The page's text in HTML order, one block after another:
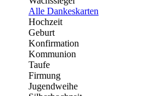
Alle Dankeskarten
Hochzeit
Geburt
Konfirmation
Kommunion
Taufe
Firmung
Jugendweihe